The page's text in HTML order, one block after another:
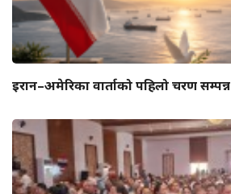
इरान–अमेरिका वार्ताको पहिलो चरण सम्पन्न